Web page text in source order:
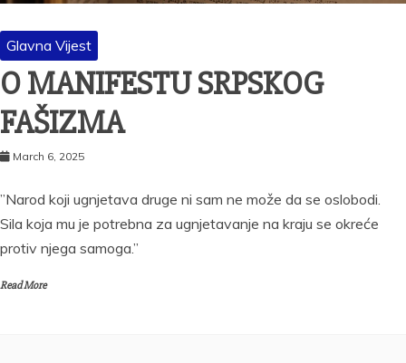
Glavna Vijest
O MANIFESTU SRPSKOG
FAŠIZMA
March 6, 2025
”Narod koji ugnjetava druge ni sam ne može da se oslobodi.
Sila koja mu je potrebna za ugnjetavanje na kraju se okreće
protiv njega samoga.”
Read More